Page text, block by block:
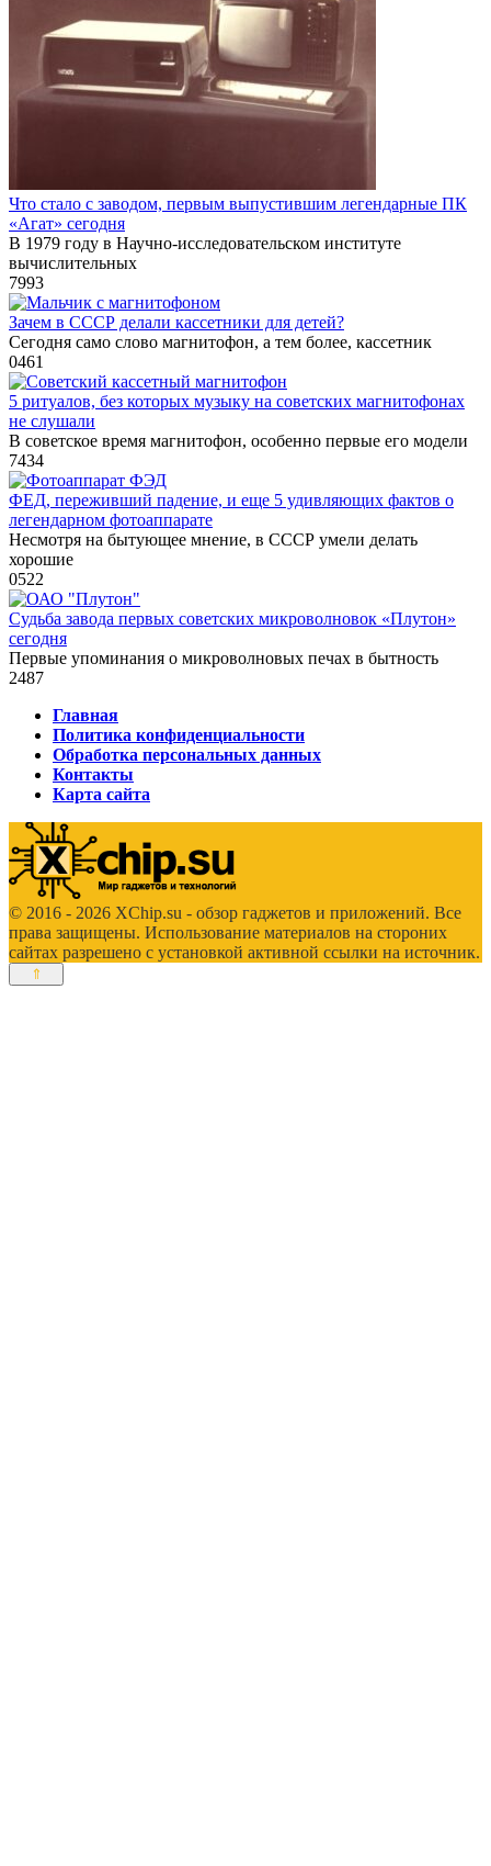
Что стало с заводом, первым выпустившим легендарные ПК
«Агат» сегодня
В 1979 году в Научно-исследовательском институте
вычислительных
7993
Зачем в СССР делали кассетники для детей?
Сегодня само слово магнитофон, а тем более, кассетник
0461
5 ритуалов, без которых музыку на советских магнитофонах
не слушали
В советское время магнитофон, особенно первые его модели
7434
ФЕД, переживший падение, и еще 5 удивляющих фактов о
легендарном фотоаппарате
Несмотря на бытующее мнение, в СССР умели делать
хорошие
0522
Судьба завода первых советских микроволновок «Плутон»
сегодня
Первые упоминания о микроволновых печах в бытность
2487
Главная
Политика конфиденциальности
Обработка персональных данных
Контакты
Карта сайта
© 2016 - 2026 XChip.su - обзор гаджетов и приложений. Все
права защищены. Использование материалов на стороних
сайтах разрешено с установкой активной ссылки на источник.